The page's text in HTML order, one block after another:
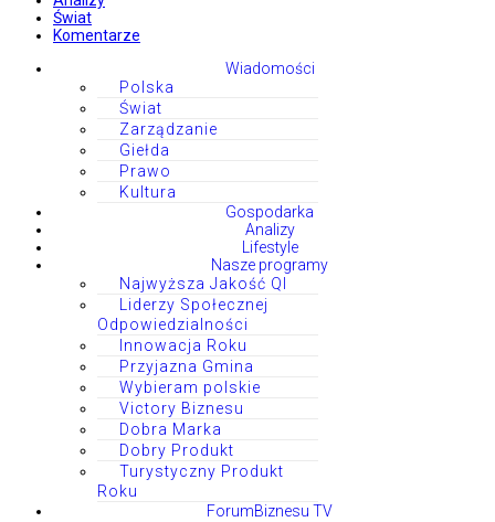
Świat
Komentarze
Wiadomości
Polska
Świat
Zarządzanie
Giełda
Prawo
Kultura
Gospodarka
Analizy
Lifestyle
Nasze programy
Najwyższa Jakość QI
Liderzy Społecznej
Odpowiedzialności
Innowacja Roku
Przyjazna Gmina
Wybieram polskie
Victory Biznesu
Dobra Marka
Dobry Produkt
Turystyczny Produkt
Roku
ForumBiznesu TV